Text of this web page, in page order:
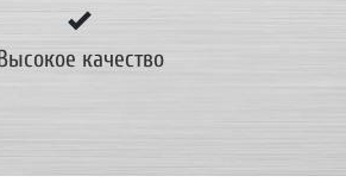
качество